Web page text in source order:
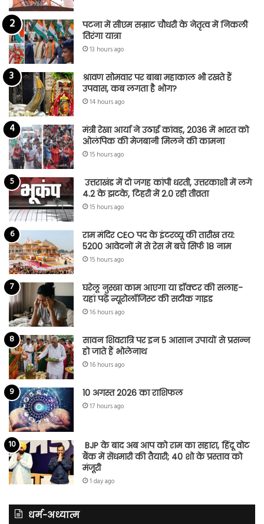
पटना में सीएम सम्राट चौधरी के नेतृत्व में निकली
तिरंगा यात्रा
13 hours ago
श्रावण सोमवार पर बाबा महाकाल भी रखते हैं
उपवास, कब लगता है भोग?
14 hours ago
मंत्री रेखा आर्या ने उठाई कांवड़, 2036 में भारत को
ओलंपिक की मेजबानी मिलने की कामना
15 hours ago
उत्तराखंड में दो जगह कांपी धरती, उत्तरकाशी में लगे
4.2 के झटके, टिहरी में 2.0 रही तीव्रता
15 hours ago
राम मंदिर CEO पद के इंटरव्यू की तारीख तय:
5200 आवेदनों में से रेस में बचे सिर्फ 18 नाम
15 hours ago
घरेलू नुस्खा काम आएगा या डॉक्टर की सलाह-
यहां पढ़ें न्यूरोलॉजिस्ट की सटीक गाइड
16 hours ago
सावन शिवरात्रि पर इन 5 आसान उपायों से प्रसन्न
हो जाते हैं भोलेनाथ
16 hours ago
10 अगस्त 2026 का राशिफल
17 hours ago
BJP के बाद अब आप को राम का सहारा, हिंदू वोट
बैंक में सेंधमारी की तैयारी; 40 शो के प्रस्ताव को
मंजूरी
1 day ago
धर्म-अध्यात्म